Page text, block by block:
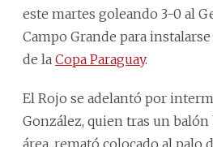
este martes goleando 3-0 al
Campo Grande para
de la Copa Paraguay.
El Rojo se adelantó por
González, quien tras un
área, remató colocado al palo